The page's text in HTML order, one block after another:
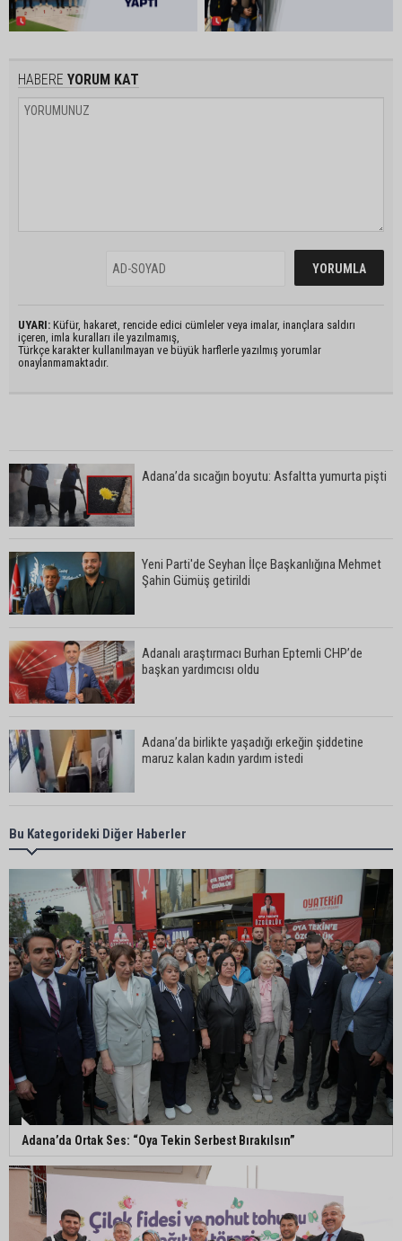
HABERE YORUM KAT
UYARI: Küfür, hakaret, rencide edici cümleler veya imalar, inançlara saldırı
içeren, imla kuralları ile yazılmamış,
Türkçe karakter kullanılmayan ve büyük harflerle yazılmış yorumlar
onaylanmamaktadır.
Adana’da sıcağın boyutu: Asfaltta yumurta pişti
Yeni Parti'de Seyhan İlçe Başkanlığına Mehmet
Şahin Gümüş getirildi
Adanalı araştırmacı Burhan Eptemli CHP’de
başkan yardımcısı oldu
Adana’da birlikte yaşadığı erkeğin şiddetine
maruz kalan kadın yardım istedi
Adana’da özel bir sergi: “Damla’nın Fırçası”
sanatseverlerle buluştu
Adana’da 52 yıllık yorgancı mesleğinin
geleceğinden endişeli: “Bu mesleği çocuğuma
bile öğretemedim”
Adana’da Huzur ve Güven uygulaması: 62 aranan
şahıs yakalandı
Adana’da kahvehaneye silahlı saldırı: 3 kişi
yaralandı
Çukurova Üniversitesi’nde Ar-Ge ve sanayi iş
birliği görüşüldü
Bu Kategorideki Diğer Haberler
Adana’da Ortak Ses: “Oya Tekin Serbest Bırakılsın”